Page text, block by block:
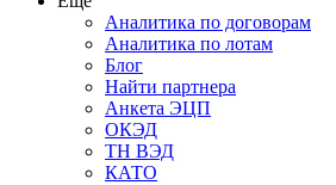
Аналитика по договорам
Аналитика по лотам
Блог
Найти партнера
Анкета ЭЦП
ОКЭД
ТН ВЭД
КАТО